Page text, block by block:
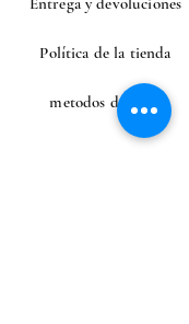
Política de la tienda
metodos de pago